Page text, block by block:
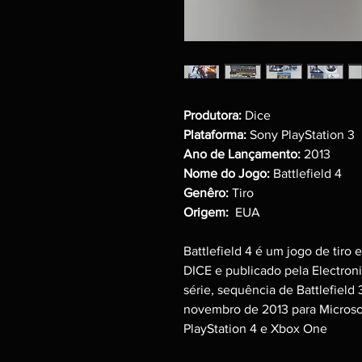
Produtora: Dice
Plataforma: Sony PlayStation 3
Ano de Lançamento: 2013
Nome do Jogo: Battlefield 4
Genêro: Tiro
Origem: EUA
Battlefield 4 é um jogo de tiro
DICE e publicado pela
série, sequência de Battlefield
novembro de 2013 para
PlayStation 4 e Xbox One